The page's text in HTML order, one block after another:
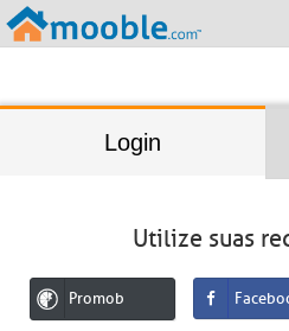
Login
Utilize suas
Promob